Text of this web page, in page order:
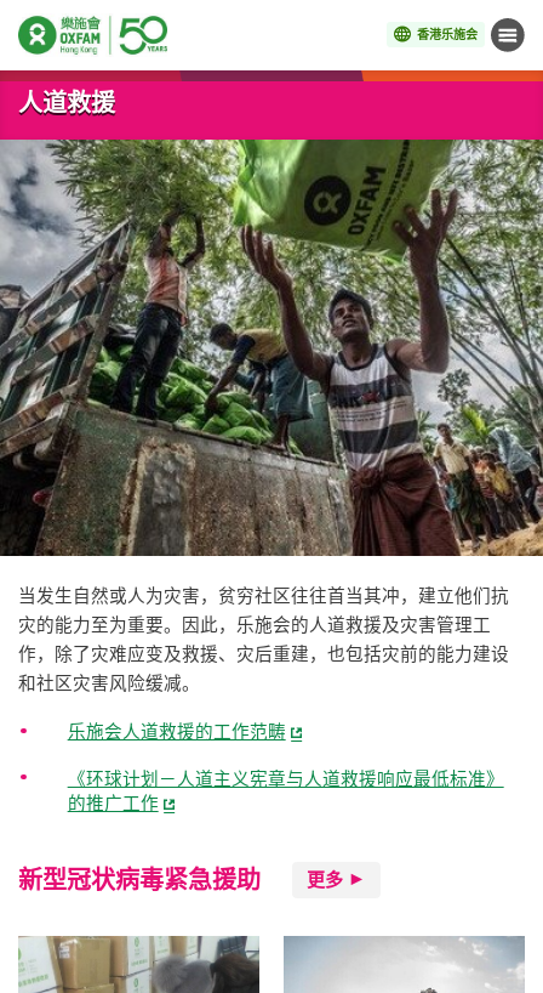
香港乐施会 菜单
开始主要内容
人道救援
当发生自然或人为灾害，贫穷社区往往首当其冲，建立他们抗
灾的能力至为重要。因此，乐施会的人道救援及灾害管理工
作，除了灾难应变及救援、灾后重建，也包括灾前的能力建设
和社区灾害风险缓减。
乐施会人道救援的工作范畴
《环球计划－人道主义宪章与人道救援响应最低标准》
的推广工作
新型冠状病毒紧急援助 更多